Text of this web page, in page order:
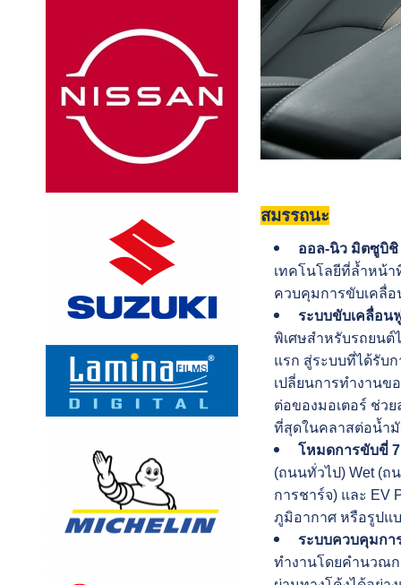
สมรรถนะ
ออล-นิว มิตซูบิชิ
เทคโนโลยีที่ล้ำหน้
ควบคุมการขับเคลื่
ระบบขับเคลื่อน
พิเศษสำหรับรถยนต์
แรก สู่ระบบที่ได้รับ
เปลี่ยนการทำงานข
ต่อของมอเตอร์ ช่ว
ที่สุดในคลาสต่อน้ำมั
โหมดการขับขี่ 7
(ถนนทั่วไป) Wet (ถ
การชาร์จ) และ EV
ภูมิอากาศ หรือรูปแ
ระบบควบคุมกา
ทำงานโดยคำนวณ